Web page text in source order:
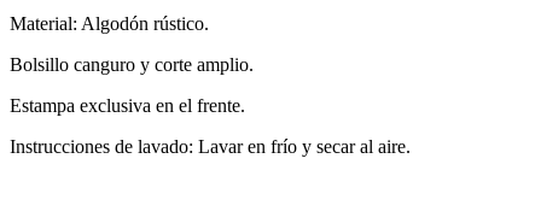
Material: Algodón rústico.
Bolsillo canguro y corte amplio.
Estampa exclusiva en el frente.
Instrucciones de lavado: Lavar en frío y secar al aire.